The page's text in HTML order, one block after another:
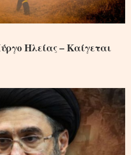
Ηλείας – Καίγεται